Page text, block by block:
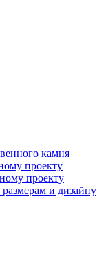
камня
проекту
проекту
и дизайну